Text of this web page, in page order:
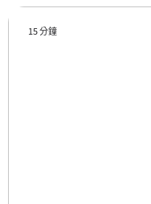
15 分鐘